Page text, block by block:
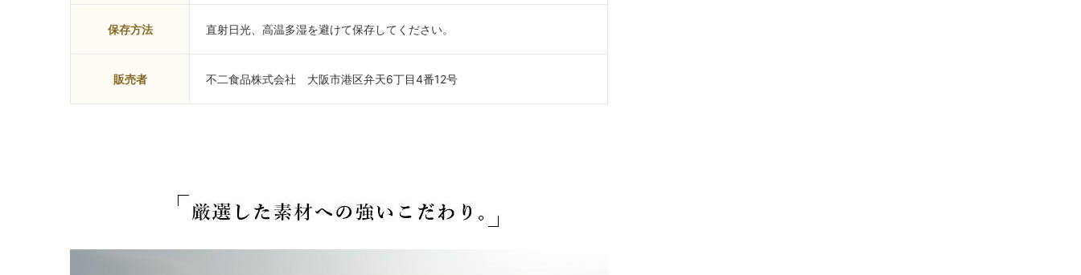
保存方法 直射日光、高温多湿を避けて保存してください。
販売者 不二食品株式会社 大阪市港区弁天6丁目4番12号